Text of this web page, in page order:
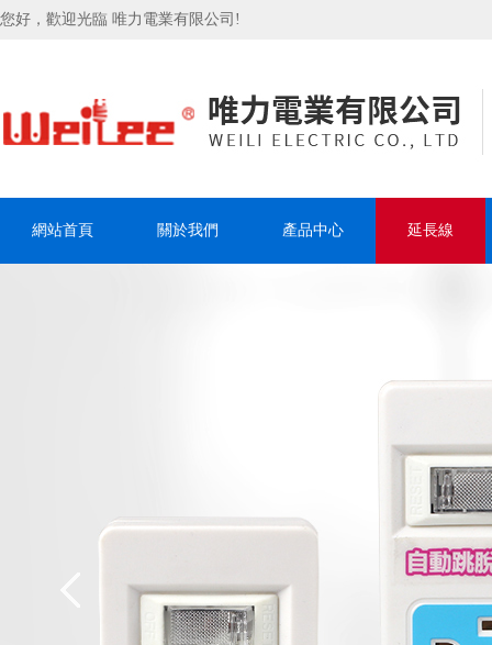
您好，歡迎光臨 唯力電業有限公司!
網站首頁 關於我們 產品中心 延長線